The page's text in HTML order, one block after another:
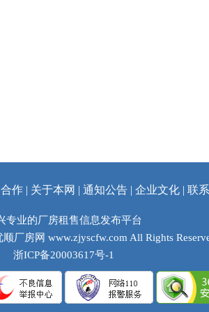
作 | 关于本网 | 通知公告 | 企业文化 | 联
专业的厂房租售信息发布平台
顺厂房网 www.zjyscfw.com All Rights
浙ICP备20003617号-1